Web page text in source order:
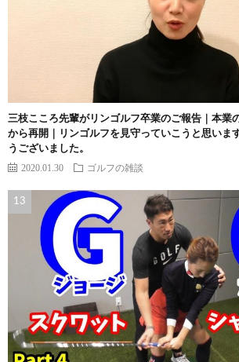
三枝こころ先輩がリンゴルフ卒業のご報告｜本業
から再開｜リンゴルフを見守っていこうと思いま
うございました。
2020.01.30 ゴルフの雑談